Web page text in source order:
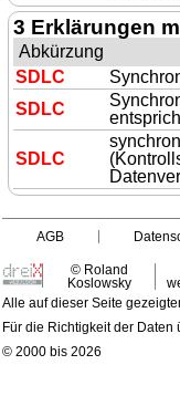
3 Erklärungen
Abkürzung
SDLC
SDLC
SDLC
AGB
© Roland
Koslowsky
Alle auf dieser Seite
Für die Richtigkeit der
© 2000 bis 2026